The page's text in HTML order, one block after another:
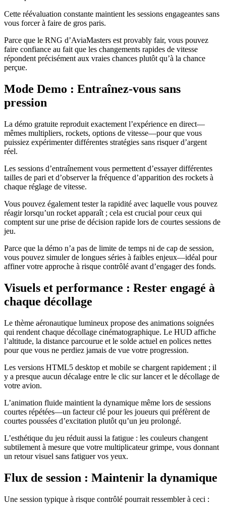
Cette réévaluation constante maintient les sessions engageantes sans
vous forcer à faire de gros paris.
Parce que le RNG d’AviaMasters est provably fair, vous pouvez
faire confiance au fait que les changements rapides de vitesse
répondent précisément aux vraies chances plutôt qu’à la chance
perçue.
Mode Demo : Entraînez-vous sans
pression
La démo gratuite reproduit exactement l’expérience en direct—
mêmes multipliers, rockets, options de vitesse—pour que vous
puissiez expérimenter différentes stratégies sans risquer d’argent
réel.
Les sessions d’entraînement vous permettent d’essayer différentes
tailles de pari et d’observer la fréquence d’apparition des rockets à
chaque réglage de vitesse.
Vous pouvez également tester la rapidité avec laquelle vous pouvez
réagir lorsqu’un rocket apparaît ; cela est crucial pour ceux qui
comptent sur une prise de décision rapide lors de courtes sessions de
jeu.
Parce que la démo n’a pas de limite de temps ni de cap de session,
vous pouvez simuler de longues séries à faibles enjeux—idéal pour
affiner votre approche à risque contrôlé avant d’engager des fonds.
Visuels et performance : Rester engagé à
chaque décollage
Le thème aéronautique lumineux propose des animations soignées
qui rendent chaque décollage cinématographique. Le HUD affiche
l’altitude, la distance parcourue et le solde actuel en polices nettes
pour que vous ne perdiez jamais de vue votre progression.
Les versions HTML5 desktop et mobile se chargent rapidement ; il
y a presque aucun décalage entre le clic sur lancer et le décollage de
votre avion.
L’animation fluide maintient la dynamique même lors de sessions
courtes répétées—un facteur clé pour les joueurs qui préfèrent de
courtes poussées d’excitation plutôt qu’un jeu prolongé.
L’esthétique du jeu réduit aussi la fatigue : les couleurs changent
subtilement à mesure que votre multiplicateur grimpe, vous donnant
un retour visuel sans fatiguer vos yeux.
Flux de session : Maintenir la dynamique
Une session typique à risque contrôlé pourrait ressembler à ceci :